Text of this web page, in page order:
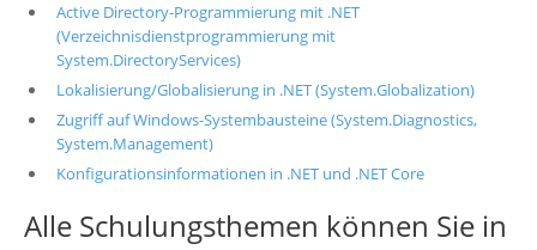
Active Directory-Programmierung mit .NET
(Verzeichnisdienstprogrammierung mit
System.DirectoryServices)
Lokalisierung/Globalisierung in .NET (System.Globalization)
Zugriff auf Windows-Systembausteine (System.Diagnostics,
System.Management)
Konfigurationsinformationen in .NET und .NET Core
Alle Schulungsthemen können Sie in